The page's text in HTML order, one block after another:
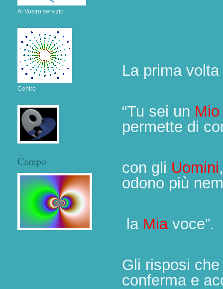
La prima
“Tu sei un Mio
permette di
con gli Uomini
odono più
la Miavoce”.
Gli risposi
conferma e
Al Vostro servizio
Centro
Campo